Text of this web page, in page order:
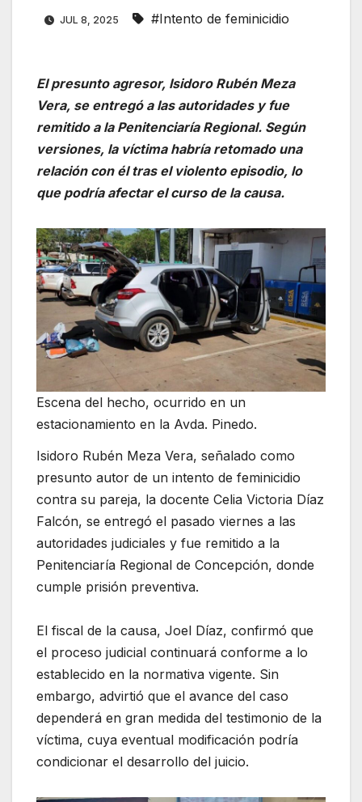
JUL 8, 2025 #Intento de feminicidio
El presunto agresor, Isidoro Rubén Meza
Vera, se entregó a las autoridades y fue
remitido a la Penitenciaría Regional. Según
versiones, la víctima habría retomado una
relación con él tras el violento episodio, lo
que podría afectar el curso de la causa.
Escena del hecho, ocurrido en un
estacionamiento en la Avda. Pinedo.
Isidoro Rubén Meza Vera, señalado como
presunto autor de un intento de feminicidio
contra su pareja, la docente Celia Victoria Díaz
Falcón, se entregó el pasado viernes a las
autoridades judiciales y fue remitido a la
Penitenciaría Regional de Concepción, donde
cumple prisión preventiva.
El fiscal de la causa, Joel Díaz, confirmó que
el proceso judicial continuará conforme a lo
establecido en la normativa vigente. Sin
embargo, advirtió que el avance del caso
dependerá en gran medida del testimonio de la
víctima, cuya eventual modificación podría
condicionar el desarrollo del juicio.